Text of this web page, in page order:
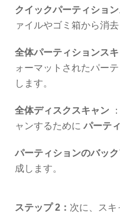
クイックパーティショ
ァイルやゴミ箱から消
全体パーティションスキ
ォーマットされたパー
します。
全体ディスクスキャン
ャンするために パーテ
パーティションのバッ
成します。
ステップ 2： 次に、ス